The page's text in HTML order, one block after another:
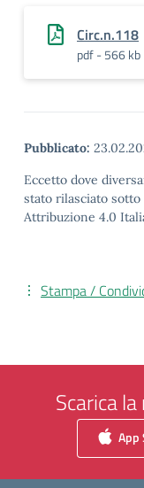
Circ.n.118
pdf - 566 kb
Pubblicato:
Eccetto dove
stato rilasciato
Attribuzione 4.0
Stampa /
Scarica
App